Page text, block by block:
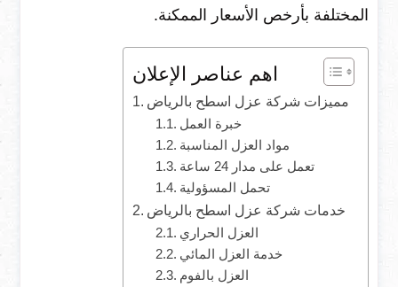
المختلفة بأرخص الأسعار الممكنة.
اهم عناصر الإعلان
مميزات شركة عزل اسطح بالرياض
خبرة العمل
مواد العزل المناسبة
تعمل على مدار 24 ساعة
تحمل المسؤولية
خدمة العزل المائي
العزل بالفوم